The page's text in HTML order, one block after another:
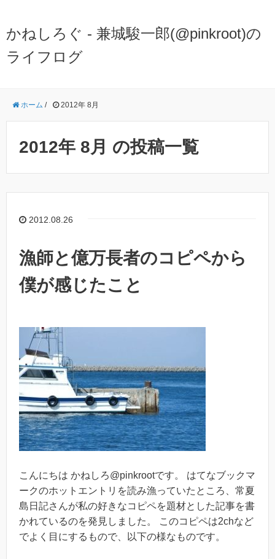
かねしろぐ - 兼城駿一郎(@pinkroot)の
ライフログ
ホーム / 2012年 8月
2012年 8月 の投稿一覧
2012.08.26
漁師と億万長者のコピペから
僕が感じたこと
こんにちは かねしろ@pinkrootです。 はてなブックマ
ークのホットエントリを読み漁っていたところ、常夏
島日記さんが私の好きなコピペを題材とした記事を書
かれているのを発見しました。 このコピペは2chなど
でよく目にするもので、以下の様なものです。